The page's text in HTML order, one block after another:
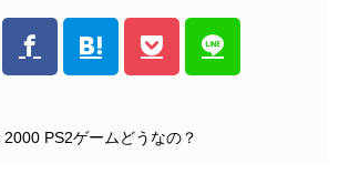
2000 PS2ゲームどうなの？